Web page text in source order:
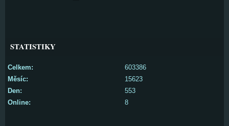
STATISTIKY
Online: 8
Celkem:
603386
Měsíc:
15623
Den:
553